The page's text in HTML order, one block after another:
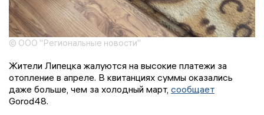
© ООО "Региональные новости"
Жители Липецка жалуются на высокие платежи за
отопление в апреле. В квитанциях суммы оказались
даже больше, чем за холодный март, сообщает
Gorod48.